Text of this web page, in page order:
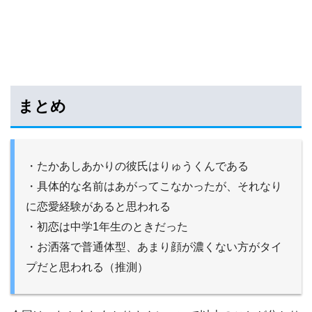
まとめ
・たかあしあかりの彼氏はりゅうくんである
・具体的な名前はあがってこなかったが、それなり
に恋愛経験があると思われる
・初恋は中学1年生のときだった
・お洒落で普通体型、あまり顔が濃くない方がタイ
プだと思われる（推測）